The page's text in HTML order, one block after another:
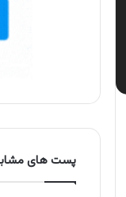
پست های